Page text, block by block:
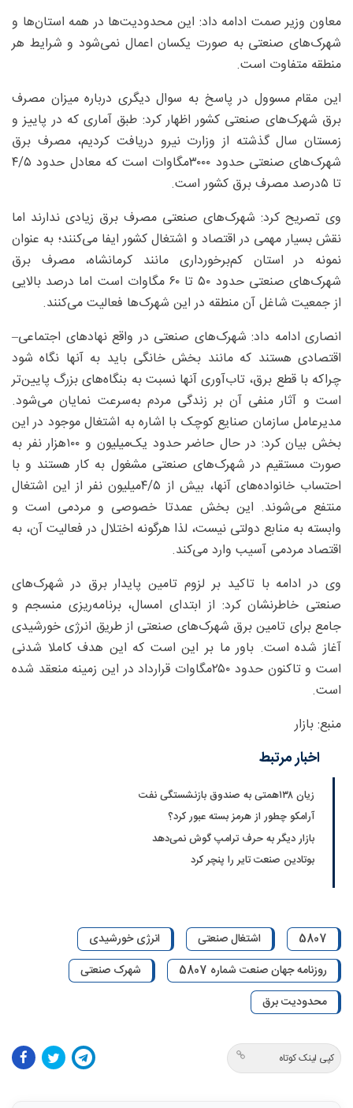
معاون وزیر صمت ادامه داد: این محدودیت‌ها در همه استان‌ها و
شهرک‌های صنعتی به‌ صورت یکسان اعمال نمی‌شود و شرایط هر
منطقه متفاوت است.
این مقام مسوول در پاسخ به سوال دیگری درباره میزان مصرف
برق شهرک‌های صنعتی کشور اظهار کرد: طبق آماری که در پاییز و
زمستان سال گذشته از وزارت نیرو دریافت کردیم، مصرف برق
شهرک‌های صنعتی حدود ۳۰۰۰‌مگاوات است که معادل حدود ۵/‏۴
تا ۵‌درصد مصرف برق کشور است.
وی تصریح کرد: شهرک‌های صنعتی مصرف برق زیادی ندارند اما
نقش بسیار مهمی در اقتصاد و اشتغال کشور ایفا می‌کنند؛ به عنوان
نمونه در استان کم‌برخورداری مانند کرمانشاه، مصرف برق
شهرک‌های صنعتی حدود ۵۰ تا ۶۰ مگاوات است اما درصد بالایی
از جمعیت شاغل آن منطقه در این شهرک‌ها فعالیت می‌کنند.
انصاری ادامه داد: شهرک‌های صنعتی در واقع نهادهای اجتماعی–
اقتصادی هستند که مانند بخش خانگی باید به آنها نگاه شود
چراکه با قطع برق، تاب‌آوری آنها نسبت به بنگاه‌های بزرگ پایین‌تر
است و آثار منفی آن بر زندگی مردم به‌سرعت نمایان می‌شود.
مدیرعامل سازمان صنایع کوچک با اشاره به اشتغال موجود در این
بخش بیان کرد: در حال حاضر حدود یک‌میلیون و ۱۰۰هزار نفر به
صورت مستقیم در شهرک‌های صنعتی مشغول به کار هستند و با
احتساب خانواده‌های آنها، بیش از ۵/‏۴‌میلیون نفر از این اشتغال
منتفع می‌شوند. این بخش عمدتا خصوصی و مردمی است و
وابسته به منابع دولتی نیست، لذا هرگونه اختلال در فعالیت آن، به
اقتصاد مردمی آسیب وارد می‌کند.
وی در ادامه با تاکید بر لزوم تامین پایدار برق در شهرک‌های
صنعتی خاطرنشان کرد: از ابتدای امسال، برنامه‌ریزی منسجم و
جامع برای تامین برق شهرک‌های صنعتی از طریق انرژی خورشیدی
آغاز شده است. باور ما بر این است که این هدف کاملا شدنی
است و تاکنون حدود ۲۵۰‌مگاوات قرارداد در این زمینه منعقد شده
است.
منبع: بازار
اخبار مرتبط
زیان ۱۳۸همتی به صندوق بازنشستگی نفت
آرامکو چطور از هرمز بسته عبور کرد؟
بازار دیگر به حرف ترامپ گوش نمی‌دهد
بوتادین صنعت تایر را پنچر کرد
5807 اشتغال صنعتی
انرژی خورشیدی
روزنامه جهان صنعت شماره 5807
شهرک صنعتی
محدودیت برق
کپی لینک کوتاه